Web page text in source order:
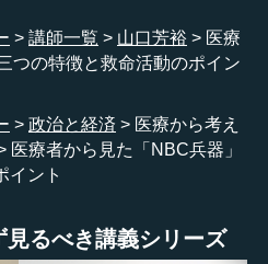
由は、コストパフォーマンス
際、米国の安全保障の教科書
するのに必要なコストが明記さ
り爆薬でこれを行おうとする
おうとすると約800ドル。化学
生物兵器はわずか1ドルででき
。
器はNBCの中でもとりわけ資
「貧者の核兵器」などという
講師一覧 山口芳裕
医療
つの特徴と救命活動のポイン
政治と経済
医療から考え
医療者から見た「NBC兵器」
イント
見るべき講義シリーズ